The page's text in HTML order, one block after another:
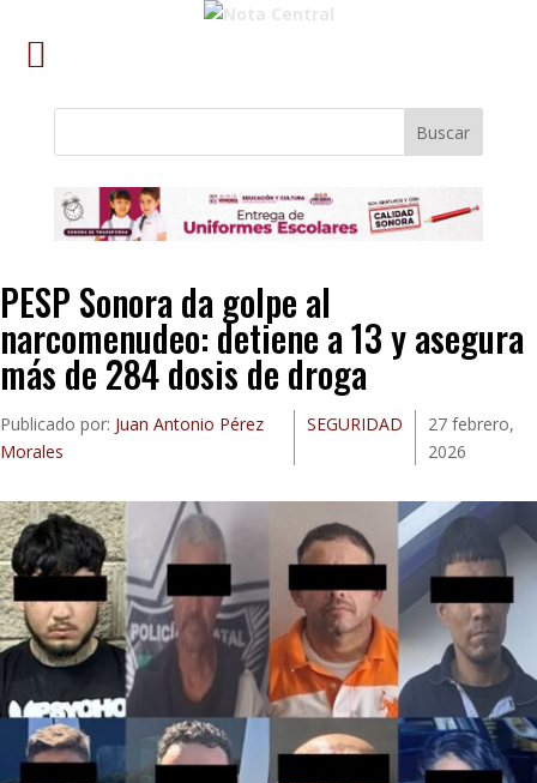
Buscar
PESP Sonora da golpe al
narcomenudeo: detiene a 13 y asegura
más de 284 dosis de droga
Publicado por: Juan Antonio Pérez
Morales
SEGURIDAD
27 febrero,
2026